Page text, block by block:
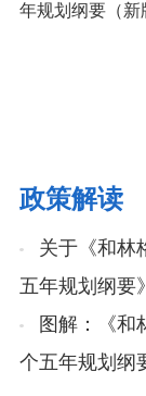
年规划纲要（新
政策解读
关于《和林
五年规划纲要
图解：《和
个五年规划纲